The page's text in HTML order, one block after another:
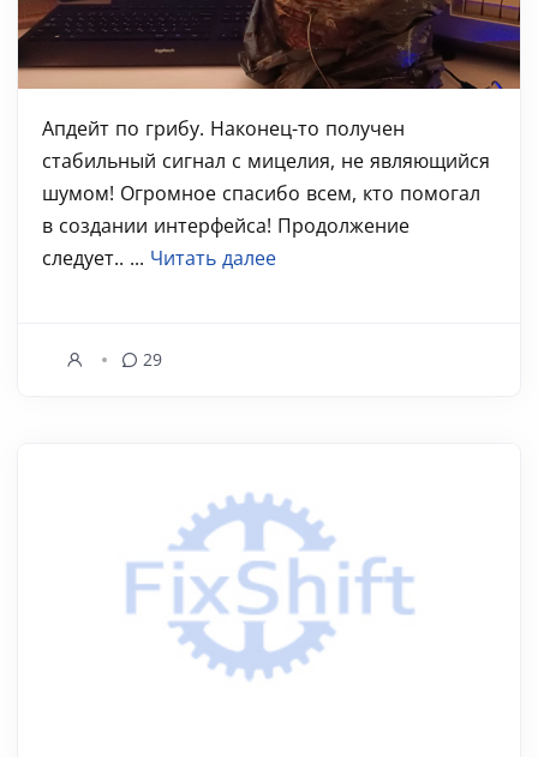
Апдейт по грибу. Наконец-то получен
стабильный сигнал с мицелия, не являющийся
шумом! Огромное спасибо всем, кто помогал
в создании интерфейса! Продолжение
следует.. ... Читать далее
29